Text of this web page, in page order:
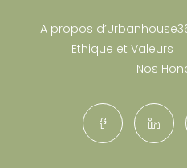
A propos
Ethique et Valeurs
Nos